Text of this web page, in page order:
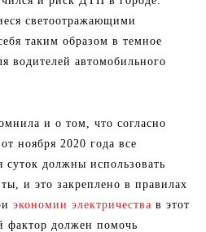
светоотражающими
таким образом в темное
водителей автомобильного
и о том, что согласно
ноября 2020 года все
должны использовать
и это закреплено в правилах
экономии электричества в этот
фактор должен помочь